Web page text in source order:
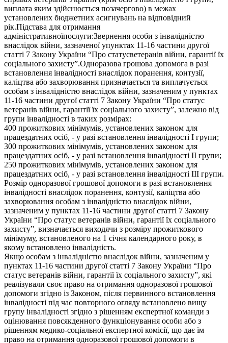
виплата яким здійснюється позачергово) в межах
установлених бюджетних асигнувань на відповідний
рік.Підстава для отримання
адміністративноїпослуги:Звернення особи з інвалідністю
внаслідок війни, зазначеної упунктах 11-16 частини другої
статті 7 Закону України “Про статусветеранів війни, гарантії їх
соціального захисту”.Одноразова грошова допомога в разі
встановлення інвалідності внаслідок поранення, контузії,
каліцтва або захворювання призначається та виплачується
особам з інвалідністю внаслідок війни, зазначеним у пунктах
11-16 частини другої статті 7 Закону України “Про статус
ветеранів війни, гарантії їх соціального захисту”, залежно від
групи інвалідності в таких розмірах:
400 прожиткових мінімумів, установлених законом для
працездатних осіб, - у разі встановлення інвалідності I групи;
300 прожиткових мінімумів, установлених законом для
працездатних осіб, - у разі встановлення інвалідності II групи;
250 прожиткових мінімумів, установлених законом для
працездатних осіб, - у разі встановлення інвалідності III групи.
Розмір одноразової грошової допомоги в разі встановлення
інвалідності внаслідок поранення, контузії, каліцтва або
захворювання особам з інвалідністю внаслідок війни,
зазначеним у пунктах 11-16 частини другої статті 7 Закону
України “Про статус ветеранів війни, гарантії їх соціального
захисту”, визначається виходячи з розміру прожиткового
мінімуму, встановленого на 1 січня календарного року, в
якому встановлено інвалідність.
Якщо особам з інвалідністю внаслідок війни, зазначеним у
пунктах 11-16 частини другої статті 7 Закону України “Про
статус ветеранів війни, гарантії їх соціального захисту”, які
реалізували своє право на отримання одноразової грошової
допомоги згідно із Законом, після первинного встановлення
інвалідності під час повторного огляду встановлено вищу
групу інвалідності згідно з рішенням експертної команди з
оцінювання повсякденного функціонування особи або з
рішенням медико-соціальної експертної комісії, що дає їм
право на отримання одноразової грошової допомоги в